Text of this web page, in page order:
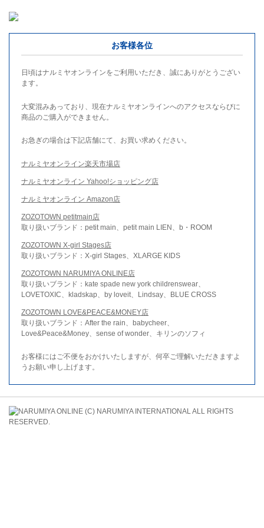
お客様各位
日頃はナルミヤオンラインをご利用いただき、誠にありがとうござい
ます。
大変混みあっており、現在ナルミヤオンラインへのアクセスならびに
商品のご購入ができません。
お急ぎの場合は下記店舗にて、お買い求めください。
ナルミヤオンライン楽天市場店
ナルミヤオンライン Yahoo!ショッピング店
ナルミヤオンライン Amazon店
ZOZOTOWN petitmain店
取り扱いブランド：petit main、petit main LIEN、b・ROOM
ZOZOTOWN X-girl Stages店
取り扱いブランド：X-girl Stages、XLARGE KIDS
ZOZOTOWN NARUMIYA ONLINE店
取り扱いブランド：kate spade new york childrenswear、
LOVETOXIC、kladskap、by loveit、Lindsay、BLUE CROSS
ZOZOTOWN LOVE&PEACE&MONEY店
取り扱いブランド：After the rain、babycheer、
Love&Peace&Money、sense of wonder、キリンのソフィ
お客様にはご不便をおかけいたしますが、何卒ご理解いただきますよ
うお願い申し上げます。